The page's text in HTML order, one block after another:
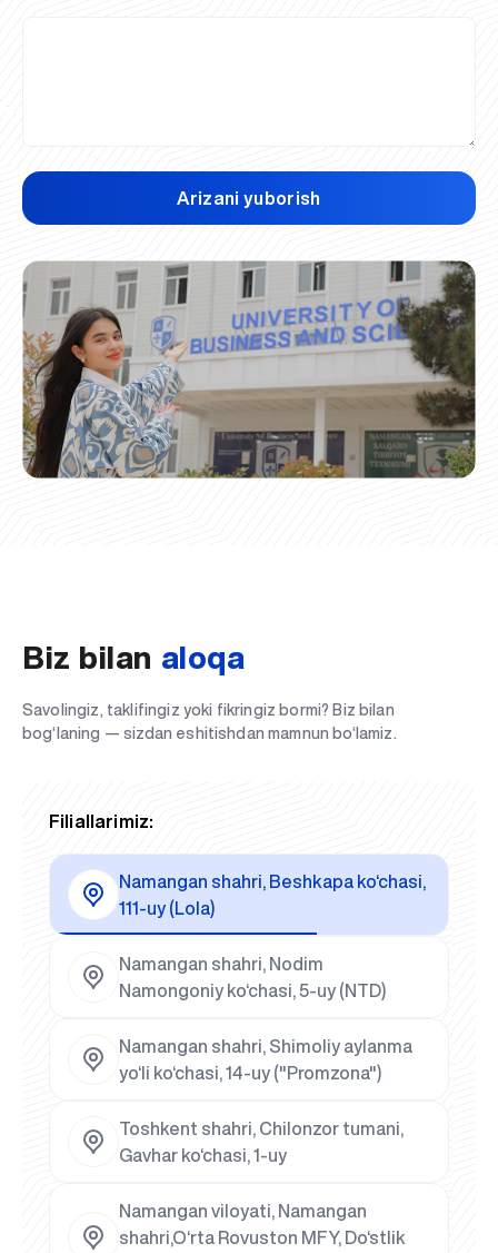
Arizani yuborish
Biz bilan aloqa
Savolingiz, taklifingiz yoki fikringiz bormi? Biz bilan
bog‘laning — sizdan eshitishdan mamnun bo‘lamiz.
Filiallarimiz:
Namangan shahri, Beshkapa ko‘chasi,
111-uy (Lola)
Namangan shahri, Nodim
Namongoniy ko‘chasi, 5-uy (NTD)
Namangan shahri, Shimoliy aylanma
yo‘li ko‘chasi, 14-uy ("Promzona")
Toshkent shahri, Chilonzor tumani,
Gavhar ko‘chasi, 1-uy
Namangan viloyati, Namangan
shahri,O‘rta Rovuston MFY, Do‘stlik